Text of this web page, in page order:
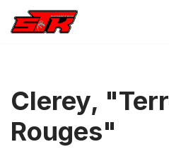
Clerey,
Rouges"